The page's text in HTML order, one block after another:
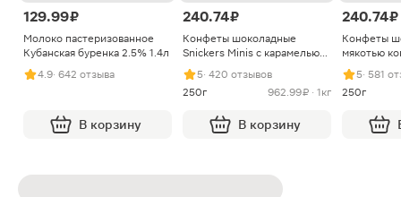
129.99 ₽
Молоко пастеризованное
Кубанская буренка 2.5% 1.4л
4.9· 642 отзыва
В корзину
240.74 ₽
Конфеты шоколадные
Snickers Minis с карамелью
арахисом и нугой
5· 420 отзывов
250г
962.99 ₽ · 1кг
В корзину
240.74 ₽
Конфеты
мякотью
5· 581
250г